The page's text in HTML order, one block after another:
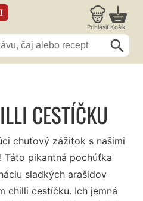
Prihlásiť Košík
CESTÍČKU
chuťový zážitok s našimi
Táto pikantná pochúťka
sladkých arašidov
chilli cestíčku. Ich jemná